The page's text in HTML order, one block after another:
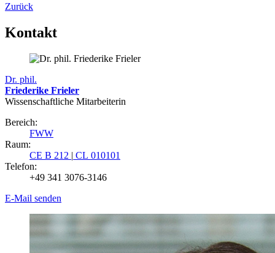
Zurück
Kontakt
Dr. phil.
Friederike Frieler
Wissenschaftliche Mitarbeiterin
Bereich:
FWW
Raum:
CE B 212 | CL 010101
Telefon:
+49 341 3076-3146
E-Mail senden